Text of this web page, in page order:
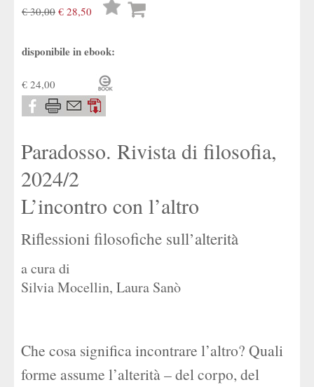
€ 30,00 € 28,50
Lista
disponibile in ebook:
€ 24,00
Paradosso. Rivista di filosofia,
2024/2
L’incontro con l’altro
Riflessioni filosofiche sull’alterità
a cura di
Silvia Mocellin, Laura Sanò
Che cosa significa incontrare l’altro? Quali
forme assume l’alterità – del corpo, del